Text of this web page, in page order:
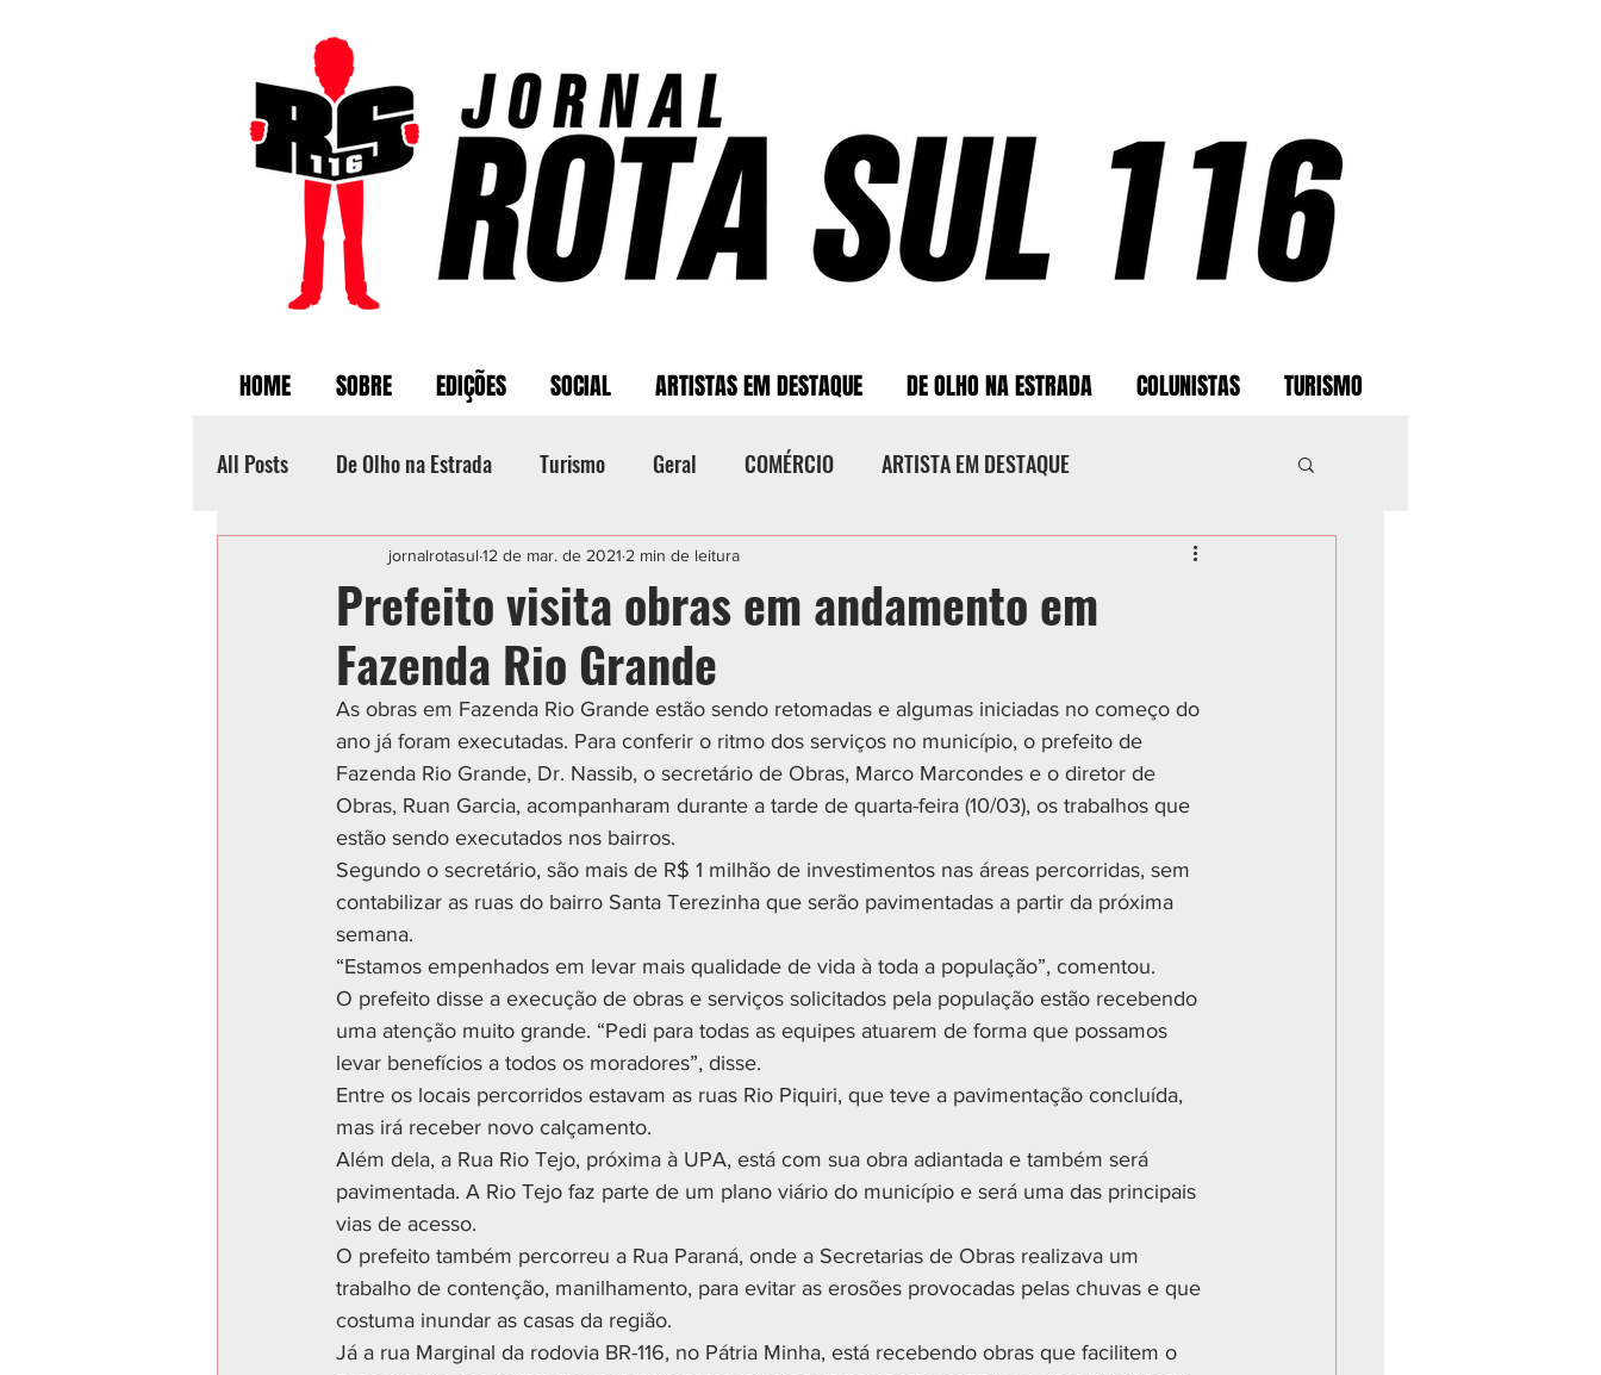
HOME SOBRE EDIÇÕES SOCIAL ARTISTAS EM DESTAQUE DE OLHO NA ESTRADA COLUNISTAS TURISMO
All Posts De Olho na Estrada Turismo Geral COMÉRCIO ARTISTA EM DESTAQUE
Categoria sem título POLICIAL ESPORTE CIDADES
Prefeito visita obras em andamento em
Fazenda Rio Grande
jornalrotasul 12 de mar. de 2021 2 min de leitura
As obras em Fazenda Rio Grande estão sendo retomadas e algumas iniciadas no começo do
ano já foram executadas. Para conferir o ritmo dos serviços no município, o prefeito de
Fazenda Rio Grande, Dr. Nassib, o secretário de Obras, Marco Marcondes e o diretor de
Obras, Ruan Garcia, acompanharam durante a tarde de quarta-feira (10/03), os trabalhos que
estão sendo executados nos bairros.
Segundo o secretário, são mais de R$ 1 milhão de investimentos nas áreas percorridas, sem
contabilizar as ruas do bairro Santa Terezinha que serão pavimentadas a partir da próxima
semana.
“Estamos empenhados em levar mais qualidade de vida à toda a população”, comentou.
O prefeito disse a execução de obras e serviços solicitados pela população estão recebendo
uma atenção muito grande. “Pedi para todas as equipes atuarem de forma que possamos
levar benefícios a todos os moradores”, disse.
Entre os locais percorridos estavam as ruas Rio Piquiri, que teve a pavimentação concluída,
mas irá receber novo calçamento.
Além dela, a Rua Rio Tejo, próxima à UPA, está com sua obra adiantada e também será
pavimentada. A Rio Tejo faz parte de um plano viário do município e será uma das principais
vias de acesso.
O prefeito também percorreu a Rua Paraná, onde a Secretarias de Obras realizava um
trabalho de contenção, manilhamento, para evitar as erosões provocadas pelas chuvas e que
costuma inundar as casas da região.
Já a rua Marginal da rodovia BR-116, no Pátria Minha, está recebendo obras que facilitem o